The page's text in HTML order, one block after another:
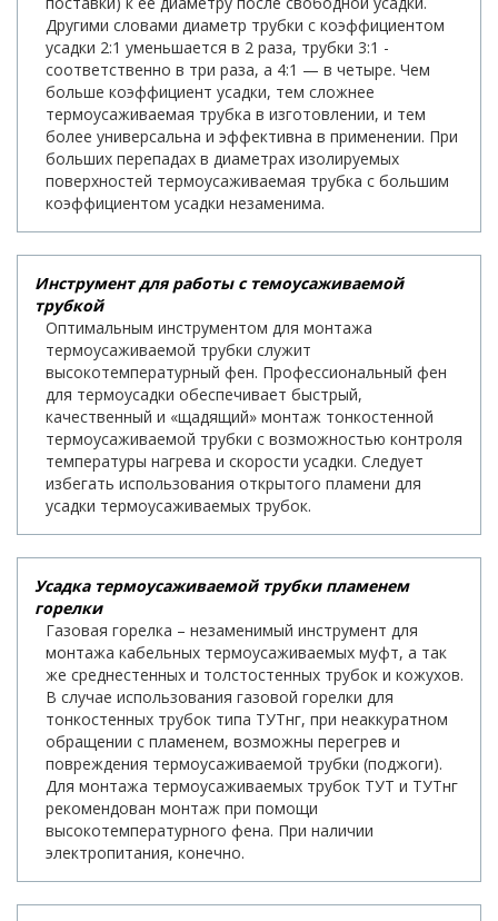
Другими словами диаметр трубки с коэффициентом
усадки 2:1 уменьшается в 2 раза, трубки 3:1 -
соответственно в три раза, а 4:1 — в четыре. Чем
больше коэффициент усадки, тем сложнее
термоусаживаемая трубка в изготовлении, и тем
более универсальна и эффективна в применении. При
больших перепадах в диаметрах изолируемых
поверхностей термоусаживаемая трубка с большим
коэффициентом усадки незаменима.
Инструмент для работы с темоусаживаемой
трубкой
Оптимальным инструментом для монтажа
термоусаживаемой трубки служит
высокотемпературный фен. Профессиональный фен
для термоусадки обеспечивает быстрый,
качественный и «щадящий» монтаж тонкостенной
термоусаживаемой трубки с возможностью контроля
температуры нагрева и скорости усадки. Следует
избегать использования открытого пламени для
усадки термоусаживаемых трубок.
Усадка термоусаживаемой трубки пламенем
горелки
Газовая горелка – незаменимый инструмент для
монтажа кабельных термоусаживаемых муфт, а так
же среднестенных и толстостенных трубок и кожухов.
В случае использования газовой горелки для
тонкостенных трубок типа ТУТнг, при неаккуратном
обращении с пламенем, возможны перегрев и
повреждения термоусаживаемой трубки (поджоги).
Для монтажа термоусаживаемых трубок ТУТ и ТУТнг
рекомендован монтаж при помощи
высокотемпературного фена. При наличии
электропитания, конечно.